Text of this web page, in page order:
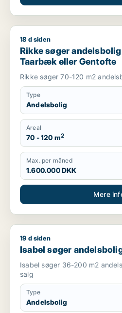
Rikke søger andelsbolig i
18 d siden
Rikke søger
Taarbæk eller Gentofte
Rikke søger 70-120 m2
Type
Andelsbolig
Areal
70 - 120 m2
Max. per måned
1.600.000 DKK
Mere
Isabel søger andelsbolig i
19 d siden
Isabel søger
Isabel søger 36-200 m2
salg
Type
Andelsbolig